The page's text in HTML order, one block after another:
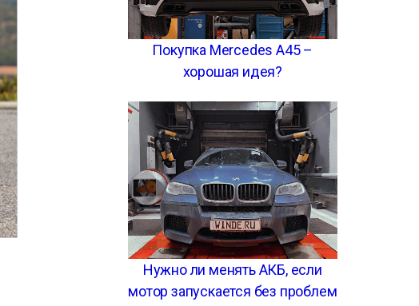
Покупка Mercedes A45 –
хорошая идея?
Нужно ли менять АКБ, если
мотор запускается без проблем